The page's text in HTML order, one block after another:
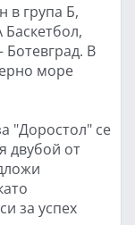
в група Б,
Баскетбол,
Ботевград. В
море
"Доростол" се
двубой от
за успех